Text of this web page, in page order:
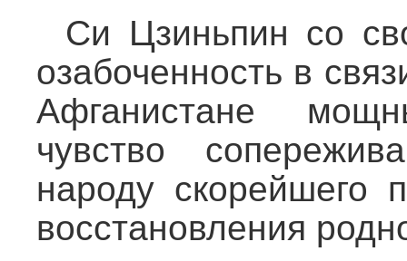
Си Цзиньпин со
озабоченность в
Афганистане
чувство
народу скорейшего
восстановления